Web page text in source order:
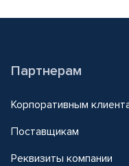
Партнерам
Корпоративным
Поставщикам
Реквизиты компании